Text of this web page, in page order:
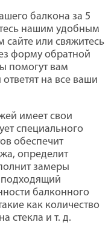
балкона за 5
нашим удобным
или свяжитесь
форму обратной
помогут вам
на все ваши
имеет свои
специального
обеспечит
определит
замеры
балконного
как количество
стекла и т. д.